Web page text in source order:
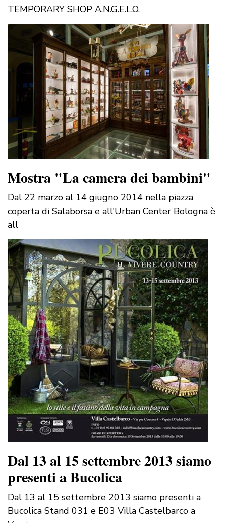
TEMPORARY SHOP A.N.G.E.L.O.
Mostra "La camera dei bambini"
Dal 22 marzo al 14 giugno 2014 nella piazza
coperta di Salaborsa e all'Urban Center Bologna è
all
Dal 13 al 15 settembre 2013 siamo
presenti a Bucolica
Dal 13 al 15 settembre 2013 siamo presenti a
Bucolica Stand 031 e E03 Villa Castelbarco a